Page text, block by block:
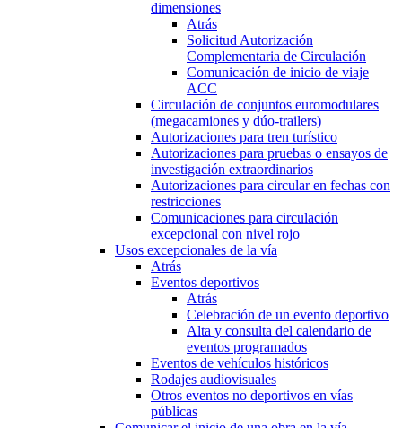
dimensiones
Atrás
Solicitud Autorización
Complementaria de Circulación
Comunicación de inicio de viaje
ACC
Circulación de conjuntos euromodulares
(megacamiones y dúo-trailers)
Autorizaciones para tren turístico
Autorizaciones para pruebas o ensayos de
investigación extraordinarios
Autorizaciones para circular en fechas con
restricciones
Comunicaciones para circulación
excepcional con nivel rojo
Usos excepcionales de la vía
Atrás
Eventos deportivos
Atrás
Celebración de un evento deportivo
Alta y consulta del calendario de
eventos programados
Eventos de vehículos históricos
Rodajes audiovisuales
Otros eventos no deportivos en vías
públicas